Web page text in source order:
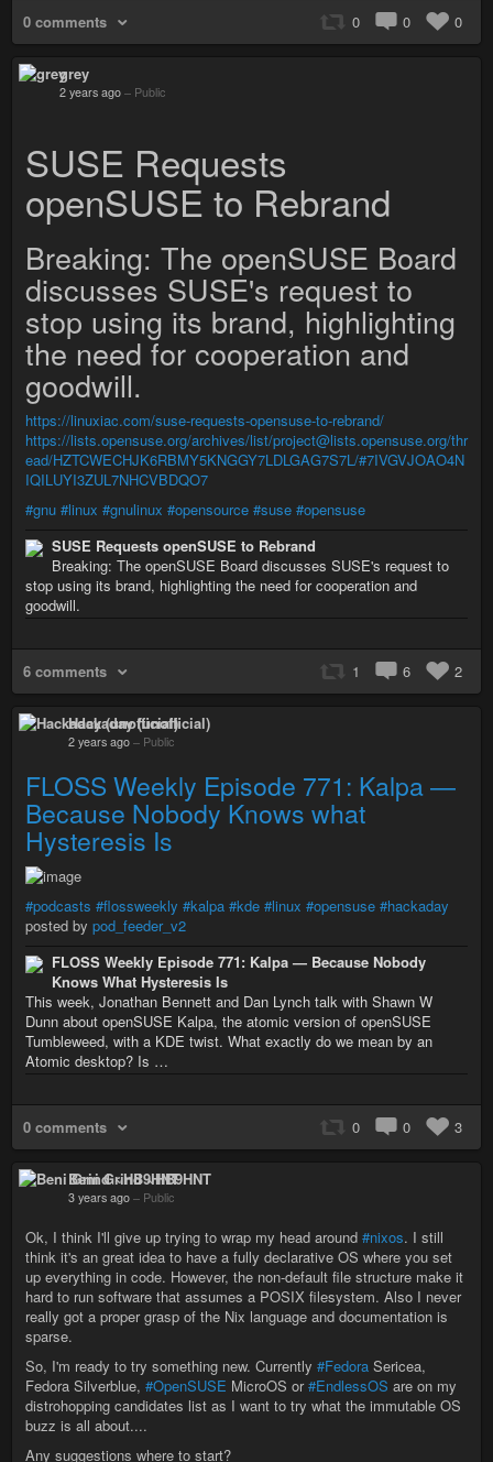
0 comments 0 0 0
grey
2 years ago – Public
SUSE Requests
openSUSE to Rebrand
Breaking: The openSUSE Board
discusses SUSE's request to
stop using its brand, highlighting
the need for cooperation and
goodwill.
https://linuxiac.com/suse-requests-opensuse-to-rebrand/
https://lists.opensuse.org/archives/list/project@lists.opensuse.org/thr
ead/HZTCWECHJK6RBMY5KNGGY7LDLGAG7S7L/#7IVGVJOAO4N
IQILUYI3ZUL7NHCVBDQO7
#gnu #linux #gnulinux #opensource #suse #opensuse
SUSE Requests openSUSE to Rebrand
Breaking: The openSUSE Board discusses SUSE's request to
stop using its brand, highlighting the need for cooperation and
goodwill.
6 comments 1 6 2
Hackaday (unofficial)
2 years ago – Public
FLOSS Weekly Episode 771: Kalpa —
Because Nobody Knows what
Hysteresis Is
#podcasts #flossweekly #kalpa #kde #linux #opensuse #hackaday
posted by pod_feeder_v2
FLOSS Weekly Episode 771: Kalpa — Because Nobody
Knows What Hysteresis Is
This week, Jonathan Bennett and Dan Lynch talk with Shawn W
Dunn about openSUSE Kalpa, the atomic version of openSUSE
Tumbleweed, with a KDE twist. What exactly do we mean by an
Atomic desktop? Is …
0 comments 0 0 3
Beni Grind ~HB9HNT
3 years ago – Public
Ok, I think I'll give up trying to wrap my head around #nixos. I still
think it's an great idea to have a fully declarative OS where you set
up everything in code. However, the non-default file structure make it
hard to run software that assumes a POSIX filesystem. Also I never
really got a proper grasp of the Nix language and documentation is
sparse.
So, I'm ready to try something new. Currently #Fedora Sericea,
Fedora Silverblue, #OpenSUSE MicroOS or#EndlessOS are on my
distrohopping candidates list as I want to try what the immutable OS
buzz is all about....
Any suggestions where to start?